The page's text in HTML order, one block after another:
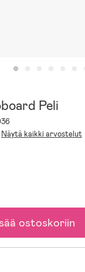
Peli
Näytä kaikki arvostelut
ostoskoriin